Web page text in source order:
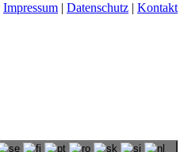
Impressum | Datenschutz | Kontakt